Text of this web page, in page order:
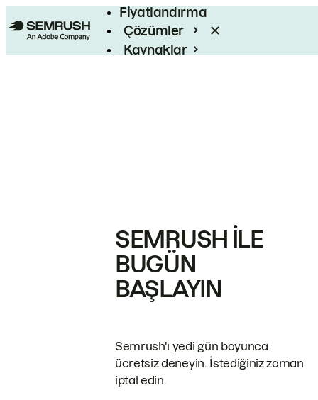
Fiyatlandırma
Çözümler
Kaynaklar
SEMRUSH ILE
BUGÜN
BAŞLAYIN
Semrush'ı yedi gün boyunca
ücretsiz deneyin. İstediğiniz zaman
iptal edin.